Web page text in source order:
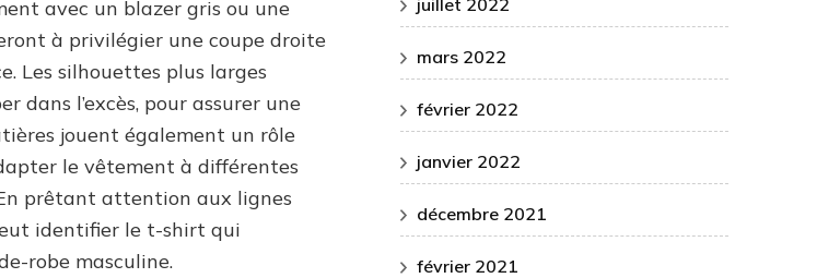
avec un blazer gris ou une
à privilégier une coupe droite
Les silhouettes plus larges
dans l’excès, pour assurer une
jouent également un rôle
le vêtement à différentes
prêtant attention aux lignes
identifier le t-shirt qui
robe masculine.
juillet 2022
mars 2022
février 2022
janvier 2022
décembre 2021
février 2021